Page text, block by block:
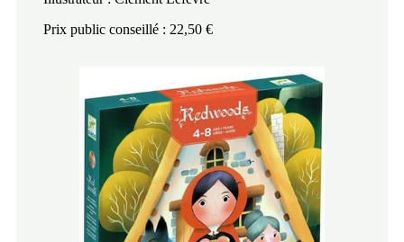
Prix public conseillé : 22,50 €